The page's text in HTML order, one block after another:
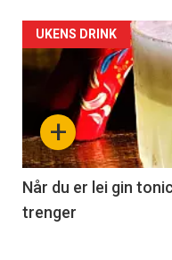
Forsiden
akkurat
nå
-
2
+
UKENS DRINK
Når du er lei gin
trenger